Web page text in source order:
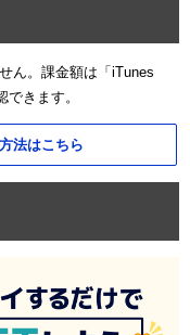
ん。課金額は「iTunes
きます。
法はこちら